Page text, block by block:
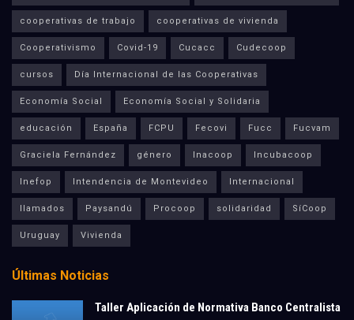
cooperativas de trabajo cooperativas de vivienda
Cooperativismo Covid-19 Cucacc Cudecoop
cursos Día Internacional de las Cooperativas
Economía Social Economía Social y Solidaria
educación España FCPU Fecovi Fucc Fucvam
Graciela Fernández género Inacoop Incubacoop
Inefop Intendencia de Montevideo Internacional
llamados Paysandú Procoop solidaridad SíCoop
Uruguay Vivienda
Últimas Noticias
Taller Aplicación de Normativa Banco Centralista